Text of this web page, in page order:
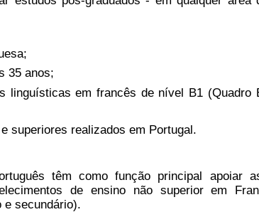
35 anos;
linguísticas em francês de nível B1 (Quadro
superiores realizados em Portugal.
têm como função principal apoiar
de ensino não superior em
e secundário).